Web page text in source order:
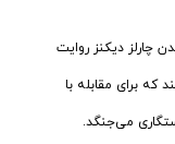
چارلز دیکنز روایت
که برای مقابله با
می‌جنگد.